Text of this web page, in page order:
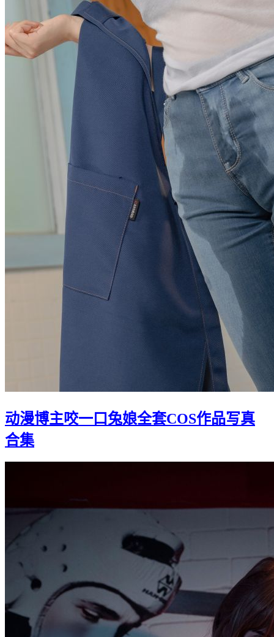
动漫博主咬一口兔娘全套COS作品写真
合集